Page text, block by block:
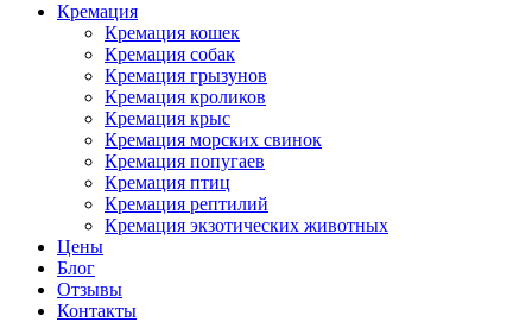
Кремация
Кремация кошек
Кремация собак
Кремация грызунов
Кремация кроликов
Кремация крыс
Кремация морских свинок
Кремация попугаев
Кремация птиц
Кремация рептилий
Кремация экзотических животных
Цены
Блог
Отзывы
Контакты